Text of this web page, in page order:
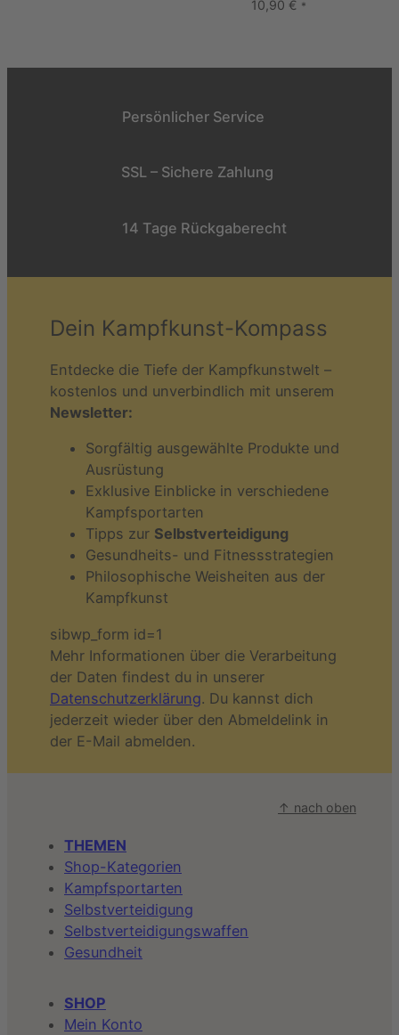
10,90 € *
Persönlicher Service
SSL – Sichere Zahlung
14 Tage Rückgaberecht
Dein Kampfkunst-Kompass
Entdecke die Tiefe der Kampfkunstwelt –
kostenlos und unverbindlich mit unserem
Newsletter:
Sorgfältig ausgewählte Produkte und
Ausrüstung
Exklusive Einblicke in verschiedene
Kampfsportarten
Tipps zur Selbstverteidigung
Gesundheits- und Fitnessstrategien
Philosophische Weisheiten aus der
Kampfkunst
sibwp_form id=1
Mehr Informationen über die Verarbeitung
der Daten findest du in unserer
Datenschutzerklärung. Du kannst dich
jederzeit wieder über den Abmeldelink in
der E-Mail abmelden.
↑ nach oben
THEMEN
Shop-Kategorien
Kampfsportarten
Selbstverteidigung
Selbstverteidigungswaffen
Gesundheit
SHOP
Mein Konto